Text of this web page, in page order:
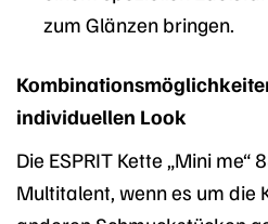
zum Glänzen bringen.
individuellen Look
Die ESPRIT Kette „Mini
Multitalent, wenn es um die